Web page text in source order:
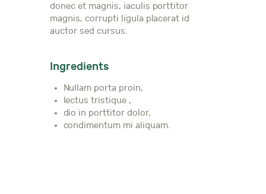
donec et magnis, iaculis porttitor
magnis, corrupti ligula placerat id
auctor sed cursus.
Ingredients
Nullam porta proin,
lectus tristique ,
dio in porttitor dolor,
condimentum mi aliquam.